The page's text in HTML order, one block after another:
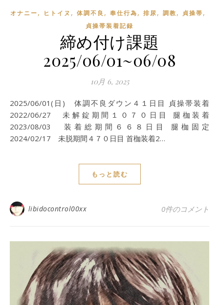
オナニー, ヒトイヌ , 体調不良 , 奉仕行為, 排尿, 調教, 貞操帯,
貞操帯装着記録
締め付け課題
2025/06/01~06/08
10月 6, 2025
2025/06/01(日) 体調不良ダウン４１日目 貞操帯装着
2022/06/27 未解錠期間１０７０日目 腿枷装着
2023/08/03 装着総期間６６８日目 腿枷固定
2024/02/17 未脱期間４７０日目 首枷装着2…
もっと読む
libidocontrol00xx 0件のコメント